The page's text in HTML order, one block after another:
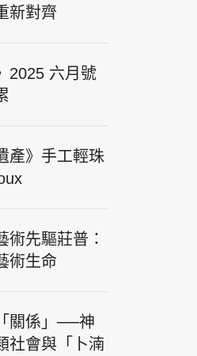
新對齊
2025 六月號
產》手工輕珠
術先驅莊普：
術生命
關係」──神
社會與「卜湳